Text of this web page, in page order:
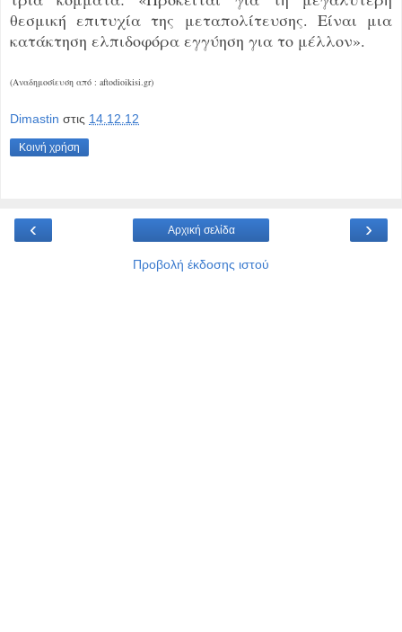
θεσμική επιτυχία της μεταπολίτευσης. Είναι μια
κατάκτηση ελπιδοφόρα εγγύηση για το μέλλον».
(Αναδημοσίευση από : aftodioikisi.gr)
Dimastin στις 14.12.12
Κοινή χρήση
‹ ›
Αρχική σελίδα
Προβολή έκδοσης ιστού